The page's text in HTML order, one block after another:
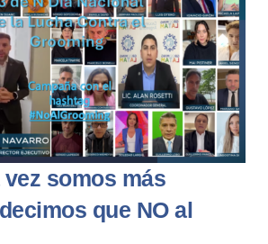
vez somos más
que NO al